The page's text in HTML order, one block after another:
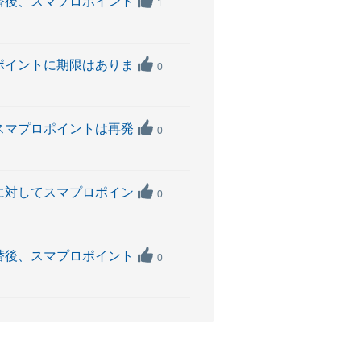
1
ントに期限はありま
0
マプロポイントは再発
0
対してスマプロポイン
0
、スマプロポイント
0